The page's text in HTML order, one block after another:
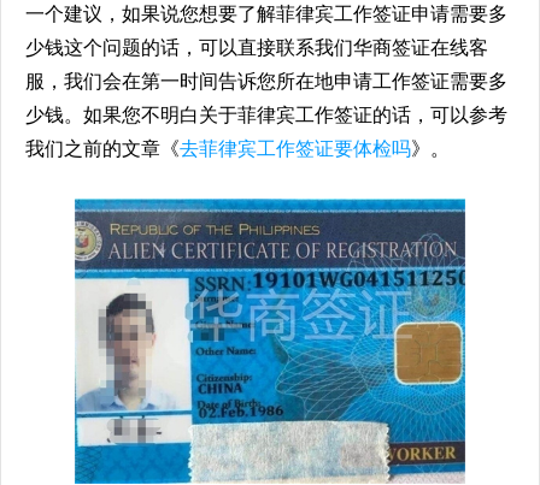
一个建议，如果说您想要了解菲律宾工作签证申请需要多
少钱这个问题的话，可以直接联系我们华商签证在线客
服，我们会在第一时间告诉您所在地申请工作签证需要多
少钱。如果您不明白关于菲律宾工作签证的话，可以参考
我们之前的文章《去菲律宾工作签证要体检吗》。